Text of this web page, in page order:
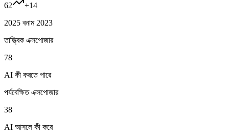
62 +14
2025 বনাম 2023
তাত্ত্বিক এক্সপোজার
78
AI কী করতে পারে
পর্যবেক্ষিত এক্সপোজার
38
AI আসলে কী করে